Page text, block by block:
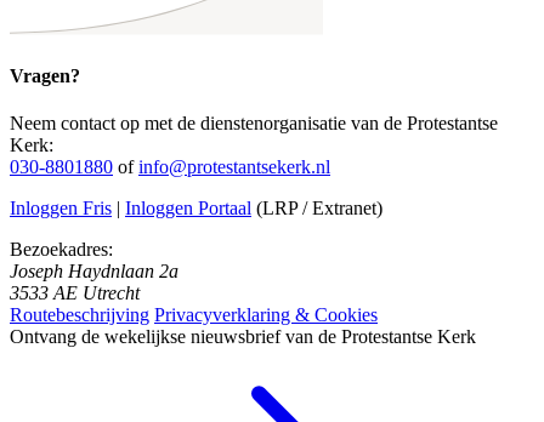
Vragen?
Neem contact op met de dienstenorganisatie van de Protestantse
Kerk:
030-8801880 ofinfo@protestantsekerk.nl
Inloggen Fris | Inloggen Portaal (LRP / Extranet)
Bezoekadres:
Joseph Haydnlaan 2a
3533 AE Utrecht
Routebeschrijving Privacyverklaring & Cookies
Ontvang de wekelijkse nieuwsbrief van de Protestantse Kerk